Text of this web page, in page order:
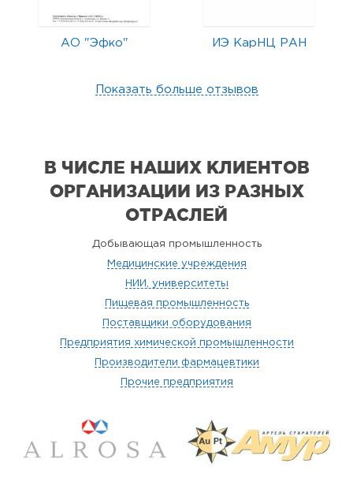
АО "Эфко" ИЭ КарНЦ РАН
Показать больше отзывов
В ЧИСЛЕ НАШИХ КЛИЕНТОВ
ОРГАНИЗАЦИИ ИЗ РАЗНЫХ
ОТРАСЛЕЙ
Добывающая промышленность
Медицинские учреждения
НИИ, университеты
Пищевая промышленность
Поставщики оборудования
Предприятия химической промышленности
Производители фармацевтики
Прочие предприятия